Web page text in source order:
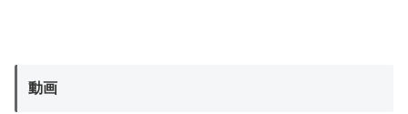
動画